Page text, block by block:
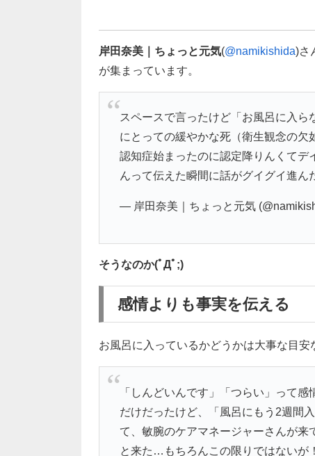
岸田奈美｜ちょっと元気(@namikishida)さ
が集まっています。
スペースで言ったけど「お風呂に入
にとっての緩やかな死（衛生観念の欠
認知症始まったのに認定降りんくてデ
んって伝えた瞬間に話がグイグイ進ん
— 岸田奈美｜ちょっと元気
そうなのか(ﾟДﾟ;)
感情よりも事実を伝える
お風呂に入っているかどうかは大事な目安
「しんどいんです」「つらい」って
だけだったけど、「風呂にもう2週間
て、敏腕のケアマネージャーさんが来
と来た…もちろんこの限りではないが！